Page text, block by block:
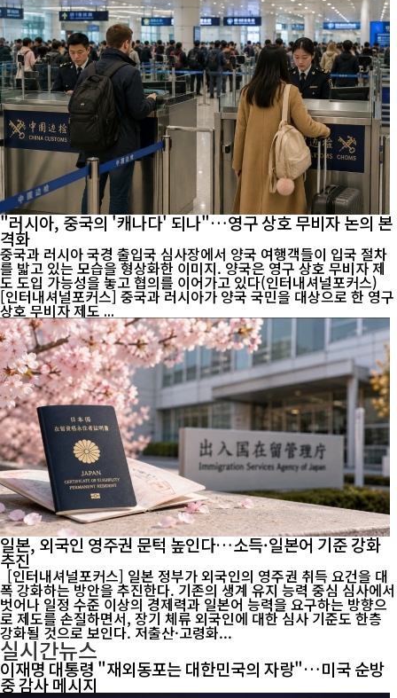
"러시아, 중국의 '캐나다' 되나"…영구 상호 무비자 논의 본
격화
중국과 러시아 국경 출입국 심사장에서 양국 여행객들이 입국 절차
를 밟고 있는 모습을 형상화한 이미지. 양국은 영구 상호 무비자 제
도 도입 가능성을 놓고 협의를 이어가고 있다(인터내셔널포커스)
[인터내셔널포커스] 중국과 러시아가 양국 국민을 대상으로 한 영구
상호 무비자 제도 ...
일본, 외국인 영주권 문턱 높인다…소득·일본어 기준 강화
추진
[인터내셔널포커스] 일본 정부가 외국인의 영주권 취득 요건을 대
폭 강화하는 방안을 추진한다. 기존의 생계 유지 능력 중심 심사에서
벗어나 일정 수준 이상의 경제력과 일본어 능력을 요구하는 방향으
로 제도를 손질하면서, 장기 체류 외국인에 대한 심사 기준도 한층
강화될 것으로 보인다. 저출산·고령화...
실시간뉴스
이재명 대통령 "재외동포는 대한민국의 자랑"…미국 순방
중 감사 메시지